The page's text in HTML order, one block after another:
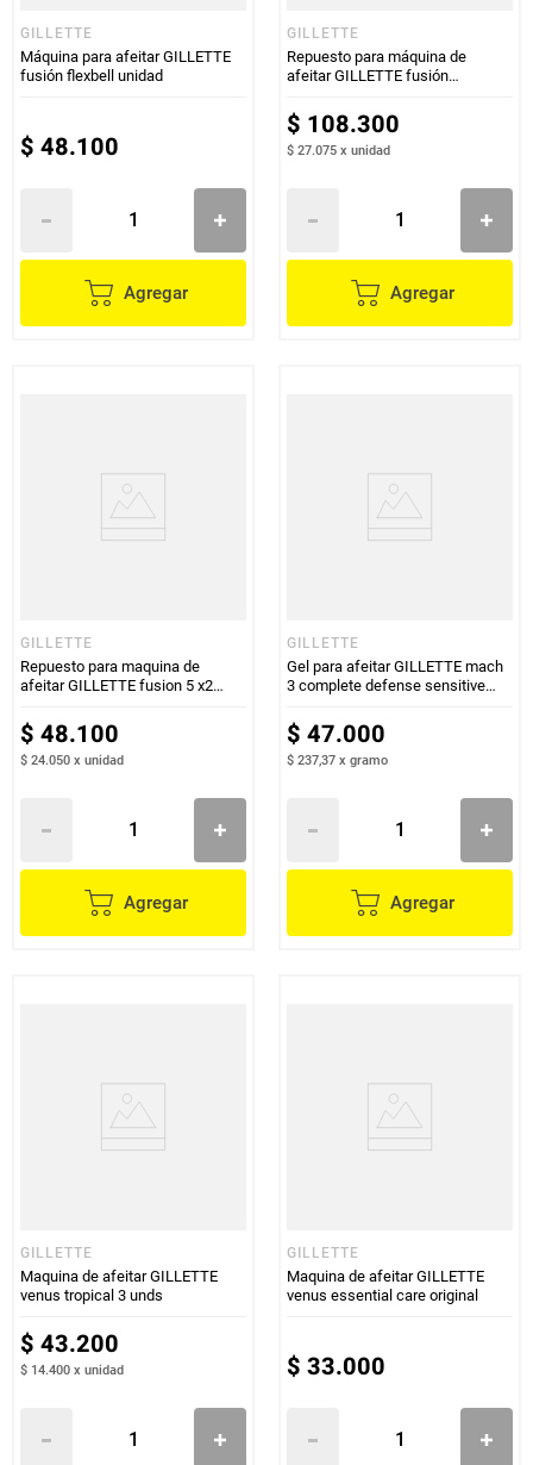
GILLETTE
Máquina para afeitar GILLETTE
fusión flexbell unidad
$ 48.100
Agregar
GILLETTE
Repuesto para máquina de
afeitar GILLETTE fusión
$ 108.300
$ 27.075 x unidad
Agregar
GILLETTE
Repuesto para maquina de
afeitar GILLETTE fusion 5 x2
$ 48.100
$ 24.050 x unidad
Agregar
GILLETTE
Gel para afeitar GILLETTE mach
3 complete defense sensitive
$ 47.000
$ 237,37 x gramo
Agregar
GILLETTE
Maquina de afeitar GILLETTE
venus tropical 3 unds
$ 43.200
$ 14.400 x unidad
GILLETTE
Maquina de afeitar GILLETTE
venus essential care original
$ 33.000